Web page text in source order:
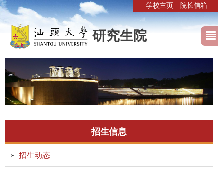
学校主页 院长信箱
研究生院
招生信息
招生动态